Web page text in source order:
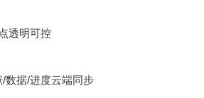
透明可控
数据/进度云端同步